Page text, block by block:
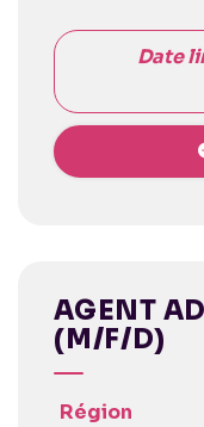
Date
AGENT
(M/F/D)
Région